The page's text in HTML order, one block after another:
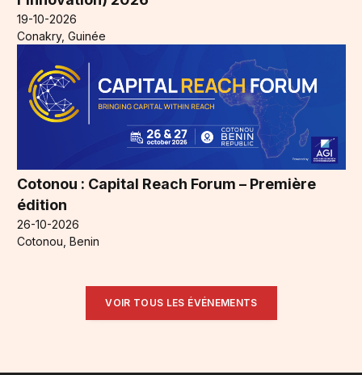
19-10-2026
Conakry, Guinée
Cotonou : Capital Reach Forum – Première
édition
26-10-2026
Cotonou, Benin
VOIR TOUS LES ÉVÉNEMENTS